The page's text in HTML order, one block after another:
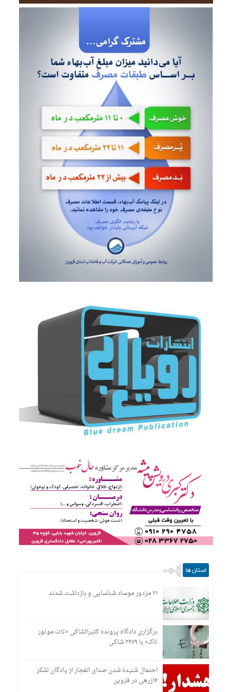
استان ها
۲۱ مزدور موساد شناسایی و بازداشت شدند
برگزاری دادگاه پرونده کثیرالشاکی «تات موتور
تاک» با ۲۹۷۹ شاکی
احتمال شنیده شدن صدای انفجار از پادگان لشکر
۱۶زرهی در قزوین